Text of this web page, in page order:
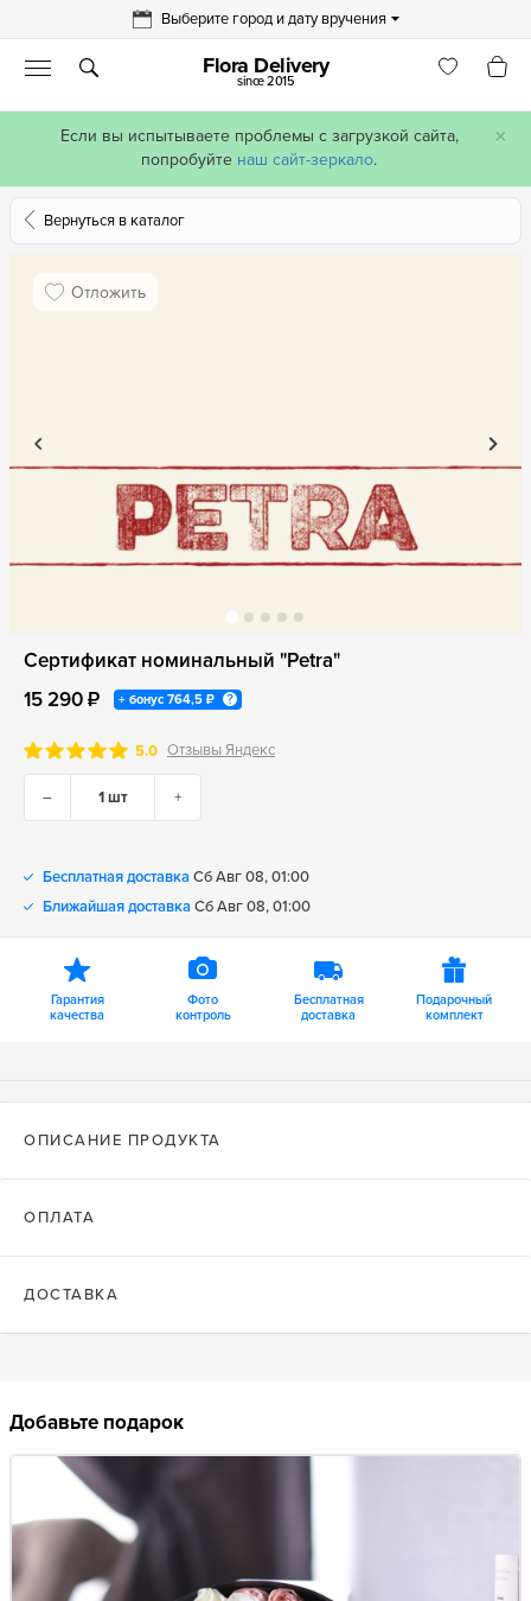
×
Если вы испытываете проблемы с загрузкой сайта,
попробуйте наш сайт-зеркало.
Выберите город и дату вручения
Flora Delivery
since 2015
Вернуться в каталог
Отложить
Сертификат номинальный "Petra"
15 290 ₽
+ бонус 764,5 ₽
5.0 Отзывы Яндекс
– +
Бесплатная доставка Сб Авг 08, 01:00
Ближайшая доставка Сб Авг 08, 01:00
Гарантия
качества
Фото
контроль
Бесплатная
доставка
Подарочный
комплект
ОПИСАНИЕ ПРОДУКТА
ОПЛАТА
ДОСТАВКА
Добавьте подарок